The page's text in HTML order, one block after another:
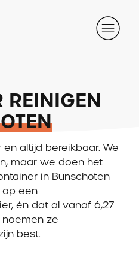
REINIGEN
altijd bereikbaar. We
maar we doen het
in Bunschoten
op een
én dat al vanaf 6,27
noemen ze
best.